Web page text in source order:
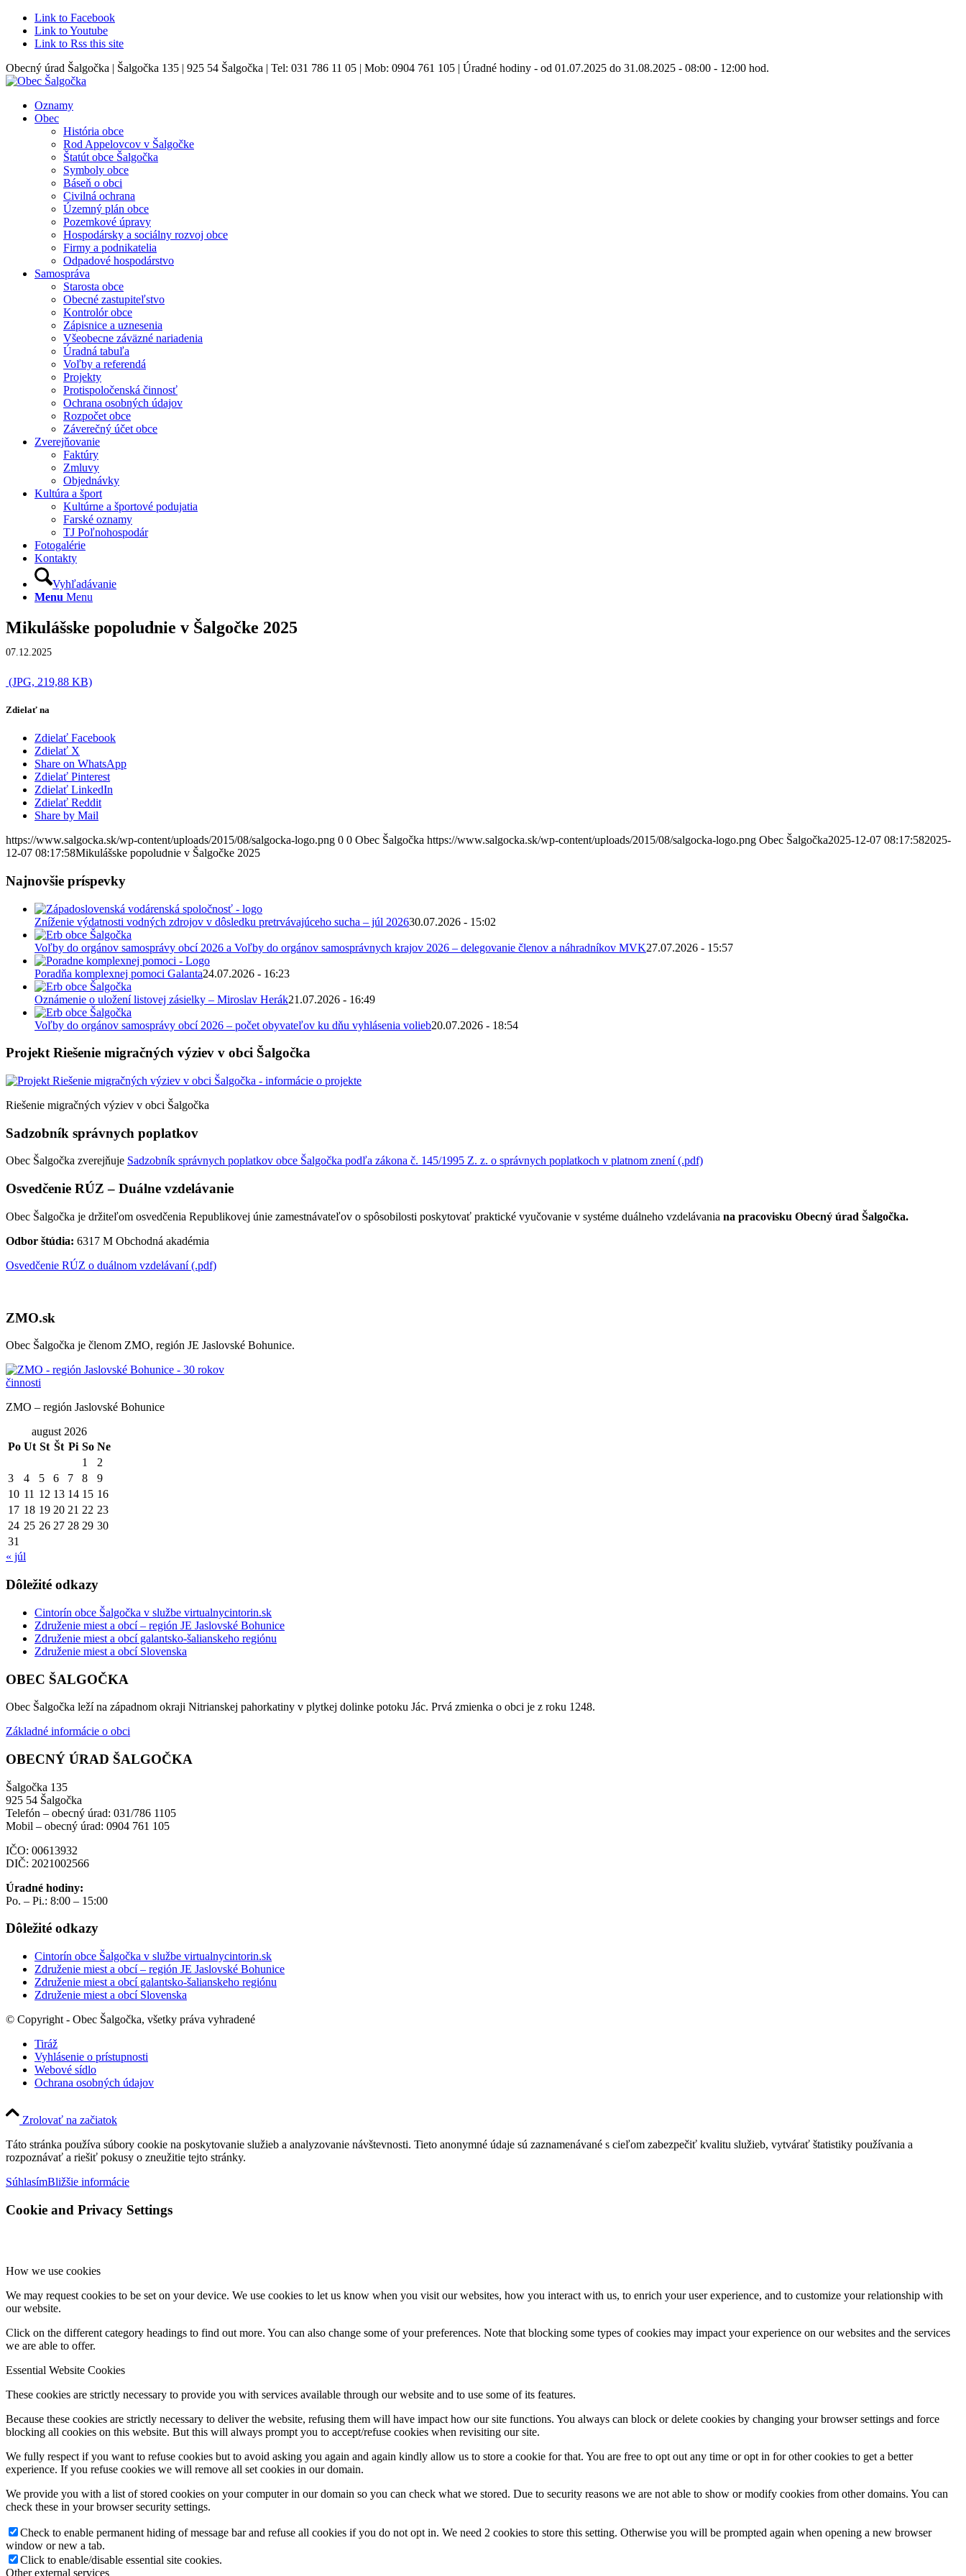
Link to Facebook
Link to Youtube
Link to Rss this site
Obecný úrad Šalgočka | Šalgočka 135 | 925 54 Šalgočka | Tel: 031 786 11 05 | Mob: 0904 761 105 | Úradné hodiny - od 01.07.2025 do 31.08.2025 - 08:00 - 12:00 hod.
Oznamy
Obec
História obce
Rod Appelovcov v Šalgočke
Štatút obce Šalgočka
Symboly obce
Báseň o obci
Civilná ochrana
Územný plán obce
Pozemkové úpravy
Hospodársky a sociálny rozvoj obce
Firmy a podnikatelia
Odpadové hospodárstvo
Samospráva
Starosta obce
Obecné zastupiteľstvo
Kontrolór obce
Zápisnice a uznesenia
Všeobecne záväzné nariadenia
Úradná tabuľa
Voľby a referendá
Projekty
Protispoločenská činnosť
Ochrana osobných údajov
Rozpočet obce
Záverečný účet obce
Zverejňovanie
Faktúry
Zmluvy
Objednávky
Kultúra a šport
Kultúrne a športové podujatia
Farské oznamy
TJ Poľnohospodár
Fotogalérie
Kontakty
Vyhľadávanie
Menu Menu
Mikulášske popoludnie v Šalgočke 2025
07.12.2025
(JPG, 219,88 KB)
Zdielať na
Zdielať Facebook
Zdielať X
Share on WhatsApp
Zdielať Pinterest
Zdielať LinkedIn
Zdielať Reddit
Share by Mail
https://www.salgocka.sk/wp-content/uploads/2015/08/salgocka-logo.png 0 0 Obec Šalgočka https://www.salgocka.sk/wp-content/uploads/2015/08/salgocka-logo.png Obec Šalgočka2025-12-07 08:17:582025-
12-07 08:17:58Mikulášske popoludnie v Šalgočke 2025
Najnovšie príspevky
Zníženie výdatnosti vodných zdrojov v dôsledku pretrvávajúceho sucha – júl 202630.07.2026 - 15:02
Voľby do orgánov samosprávy obcí 2026 a Voľby do orgánov samosprávnych krajov 2026 – delegovanie členov a náhradníkov MVK27.07.2026 - 15:57
Poradňa komplexnej pomoci Galanta24.07.2026 - 16:23
Oznámenie o uložení listovej zásielky – Miroslav Herák21.07.2026 - 16:49
Voľby do orgánov samosprávy obcí 2026 – počet obyvateľov ku dňu vyhlásenia volieb20.07.2026 - 18:54
Projekt Riešenie migračných výziev v obci Šalgočka
Riešenie migračných výziev v obci Šalgočka
Sadzobník správnych poplatkov
Obec Šalgočka zverejňuje Sadzobník správnych poplatkov obce Šalgočka podľa zákona č. 145/1995 Z. z. o správnych poplatkoch v platnom znení (.pdf)
Osvedčenie RÚZ – Duálne vzdelávanie
Obec Šalgočka je držiteľom osvedčenia Republikovej únie zamestnávateľov o spôsobilosti poskytovať praktické vyučovanie v systéme duálneho vzdelávania na pracovisku Obecný úrad Šalgočka.
Odbor štúdia: 6317 M Obchodná akadémia
Osvedčenie RÚZ o duálnom vzdelávaní (.pdf)
ZMO.sk
Obec Šalgočka je členom ZMO, región JE Jaslovské Bohunice.
ZMO – región Jaslovské Bohunice
august 2026
Po Ut St Št Pi So Ne
1
2
3
4 5 6 7 8
9
10 11 12 13 14 15 16
17 18 19 20 21 22 23
24 25 26 27 28 29 30
31
« júl
Dôležité odkazy
Cintorín obce Šalgočka v službe virtualnycintorin.sk
Združenie miest a obcí – región JE Jaslovské Bohunice
Združenie miest a obcí galantsko-šalianskeho regiónu
Združenie miest a obcí Slovenska
OBEC ŠALGOČKA
Obec Šalgočka leží na západnom okraji Nitrianskej pahorkatiny v plytkej dolinke potoku Jác. Prvá zmienka o obci je z roku 1248.
Základné informácie o obci
OBECNÝ ÚRAD ŠALGOČKA
Šalgočka 135
925 54 Šalgočka
Telefón – obecný úrad: 031/786 1105
Mobil – obecný úrad: 0904 761 105
IČO: 00613932
DIČ: 2021002566
Úradné hodiny:
Po. – Pi.: 8:00 – 15:00
Dôležité odkazy
Cintorín obce Šalgočka v službe virtualnycintorin.sk
Združenie miest a obcí – región JE Jaslovské Bohunice
Združenie miest a obcí galantsko-šalianskeho regiónu
Združenie miest a obcí Slovenska
© Copyright - Obec Šalgočka, všetky práva vyhradené
Tiráž
Vyhlásenie o prístupnosti
Webové sídlo
Ochrana osobných údajov
Zrolovať na začiatok
Táto stránka používa súbory cookie na poskytovanie služieb a analyzovanie návštevnosti. Tieto anonymné údaje sú zaznamenávané s cieľom zabezpečiť kvalitu služieb, vytvárať štatistiky používania a
rozpoznávať a riešiť pokusy o zneužitie tejto stránky.
SúhlasímBližšie informácie
Cookie and Privacy Settings
How we use cookies
We may request cookies to be set on your device. We use cookies to let us know when you visit our websites, how you interact with us, to enrich your user experience, and to customize your relationship with
our website.
Click on the different category headings to find out more. You can also change some of your preferences. Note that blocking some types of cookies may impact your experience on our websites and the services
we are able to offer.
Essential Website Cookies
These cookies are strictly necessary to provide you with services available through our website and to use some of its features.
Because these cookies are strictly necessary to deliver the website, refusing them will have impact how our site functions. You always can block or delete cookies by changing your browser settings and force
blocking all cookies on this website. But this will always prompt you to accept/refuse cookies when revisiting our site.
We fully respect if you want to refuse cookies but to avoid asking you again and again kindly allow us to store a cookie for that. You are free to opt out any time or opt in for other cookies to get a better
experience. If you refuse cookies we will remove all set cookies in our domain.
We provide you with a list of stored cookies on your computer in our domain so you can check what we stored. Due to security reasons we are not able to show or modify cookies from other domains. You can
check these in your browser security settings.
Check to enable permanent hiding of message bar and refuse all cookies if you do not opt in. We need 2 cookies to store this setting. Otherwise you will be prompted again when opening a new browser
window or new a tab.
Click to enable/disable essential site cookies.
Other external services